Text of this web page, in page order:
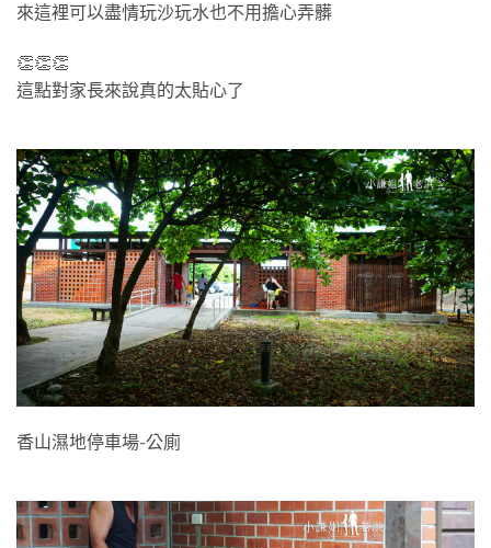
來這裡可以盡情玩沙玩水也不用擔心弄髒
👏👏👏
這點對家長來說真的太貼心了
香山濕地停車場-公廁